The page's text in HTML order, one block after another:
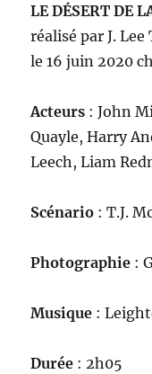
LE DÉSERT DE
réalisé par J.
le 16 juin 2020
Acteurs : John
Quayle, Harry
Leech, Liam
Scénario : T.J.
Photographie :
Musique :
Durée : 2h05